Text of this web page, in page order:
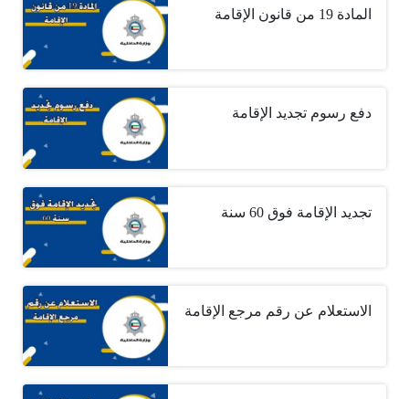
المادة 19 من قانون الإقامة
دفع رسوم تجديد الإقامة
تجديد الإقامة فوق 60 سنة
الاستعلام عن رقم مرجع الإقامة